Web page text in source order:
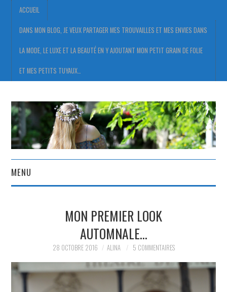
ACCUEIL
DANS MON BLOG, JE VEUX PARTAGER MES TROUVAILLES ET MES ENVIES DANS
LA MODE, LE LUXE ET LA BEAUTÉ EN Y AJOUTANT MON PETIT GRAIN DE FOLIE
ET MES PETITS TUYAUX…
MENU
DANS MON BLOG, JE VEUX
PARTAGER MES
TROUVAILLES ET MES
MON PREMIER LOOK
AUTOMNALE…
28 OCTOBRE 2016 ALINA 5 COMMENTAIRES